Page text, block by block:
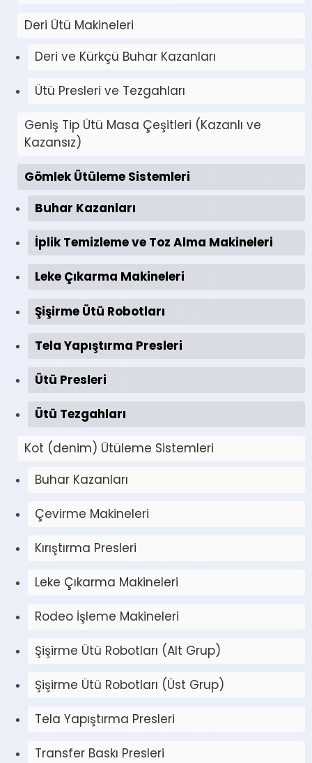
Deri Ütü Makineleri
Deri ve Kürkçü Buhar Kazanları
Ütü Presleri ve Tezgahları
Geniş Tip Ütü Masa Çeşitleri (Kazanlı ve
Kazansız)
Gömlek Ütüleme Sistemleri
Buhar Kazanları
İplik Temizleme ve Toz Alma Makineleri
Leke Çıkarma Makineleri
Şişirme Ütü Robotları
Tela Yapıştırma Presleri
Ütü Presleri
Ütü Tezgahları
Kot (denim) Ütüleme Sistemleri
Buhar Kazanları
Çevirme Makineleri
Kırıştırma Presleri
Leke Çıkarma Makineleri
Rodeo İşleme Makineleri
Şişirme Ütü Robotları (Alt Grup)
Şişirme Ütü Robotları (Üst Grup)
Tela Yapıştırma Presleri
Transfer Baskı Presleri